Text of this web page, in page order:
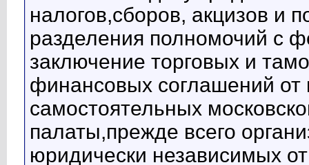
налогов,сборов, акцизов и
разделения полномочий с
заключение торговых и
финансовых соглашений
самостоятельных
палаты,прежде всего
юридически независимых